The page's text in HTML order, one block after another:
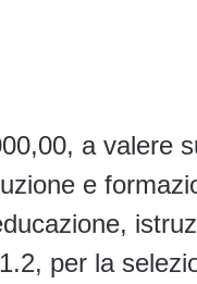
a valere
e
per la